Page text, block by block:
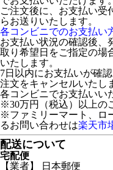
ご注文後に、お支払い受
らお送りいたします。
各コンビニでのお支払い
お支払い状況の確認後、
取り希望日をご指定の場
いたします。
7日以内にお支払いが確
注文をキャンセルいたし
各コンビニでお支払いい
※30万円（税込）以上の
※ファミリーマート、ロ
るお問い合わせは楽天市
配送について
宅配便
【業者】 日本郵便